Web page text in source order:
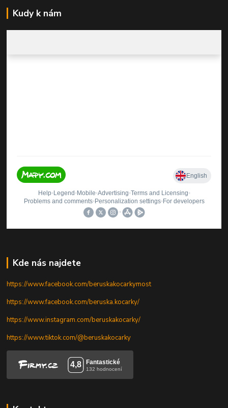
Kudy k nám
Kde nás najdete
https://www.facebook.com/beruskakocarkymost
https://www.facebook.com/beruska.kocarky/
https://www.instagram.com/beruskakocarky/
https://www.tiktok.com/@beruskakocarky